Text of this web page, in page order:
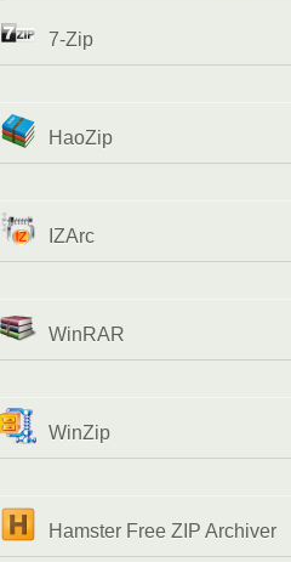
7-Zip
HaoZip
IZArc
WinRAR
WinZip
Hamster Free ZIP Archiver